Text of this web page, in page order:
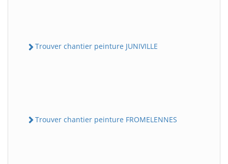
Trouver chantier peinture JUNIVILLE
Trouver chantier peinture FROMELENNES